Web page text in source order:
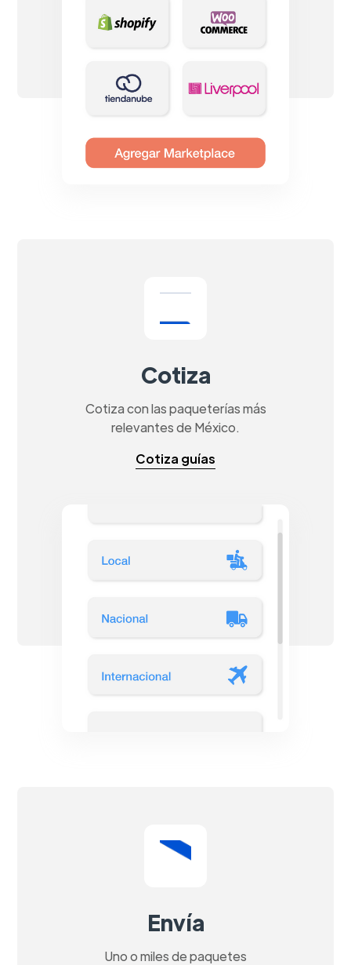
Cotiza
Cotiza con las paqueterías más
relevantes de México.
Cotiza guías
Envía
Uno o miles de paquetes